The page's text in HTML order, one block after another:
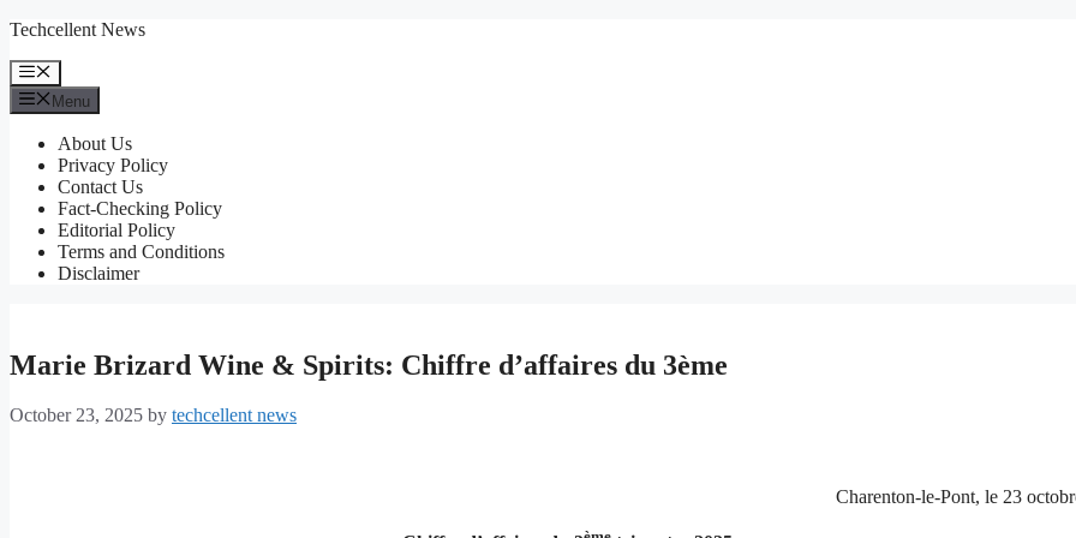
Skip
content
Techcellent News
Menu
Menu
About Us
Privacy Policy
Contact Us
Fact-Checking Policy
Editorial Policy
Terms and Conditions
Disclaimer
Marie Brizard Wine & Spirits: Chiffre d’affaires du 3ème
October 23, 2025 by techcellent news
Charenton-le-Pont, le 23 octobre